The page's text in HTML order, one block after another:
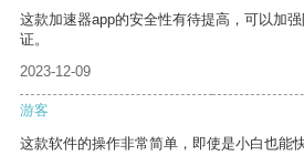
这款加速器app的安全性有待提高，可以加
证。
2023-12-09
游客
这款软件的操作非常简单，即使是小白也能